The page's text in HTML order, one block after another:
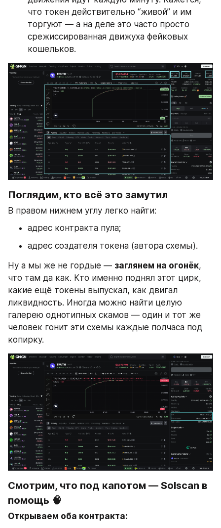
что токен действительно “живой” и им
торгуют — а на деле это часто просто
срежиссированная движуха фейковых
кошельков.
Поглядим, кто всё это замутил
В правом нижнем углу легко найти:
адрес контракта пула;
адрес создателя токена (автора схемы).
Ну а мы же не гордые — заглянем на огонёк,
что там да как. Кто именно поднял этот цирк,
какие ещё токены выпускал, как двигал
ликвидность. Иногда можно найти целую
галерею однотипных скамов — один и тот же
человек гонит эти схемы каждые полчаса под
копирку.
Смотрим, что под капотом — Solscan в
помощь 🧠
Открываем оба контракта: